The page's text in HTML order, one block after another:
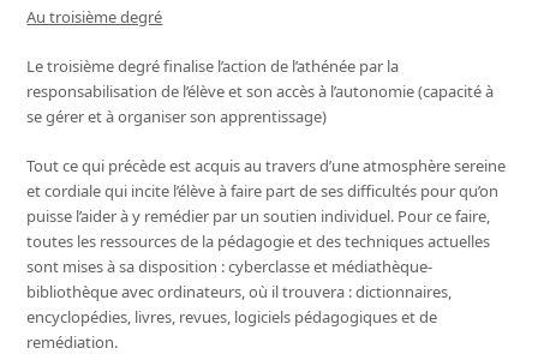
Au troisième degré
Le troisième degré finalise l’action de l’athénée par la
responsabilisation de l’élève et son accès à l’autonomie (capacité à
se gérer et à organiser son apprentissage)
Tout ce qui précède est acquis au travers d’une atmosphère sereine
et cordiale qui incite l’élève à faire part de ses difficultés pour qu’on
puisse l’aider à y remédier par un soutien individuel. Pour ce faire,
toutes les ressources de la pédagogie et des techniques actuelles
sont mises à sa disposition : cyberclasse et médiathèque-
bibliothèque avec ordinateurs, où il trouvera : dictionnaires,
encyclopédies, livres, revues, logiciels pédagogiques et de
remédiation.